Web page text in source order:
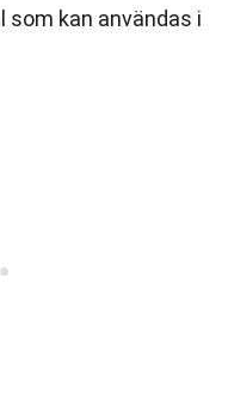
kan användas i